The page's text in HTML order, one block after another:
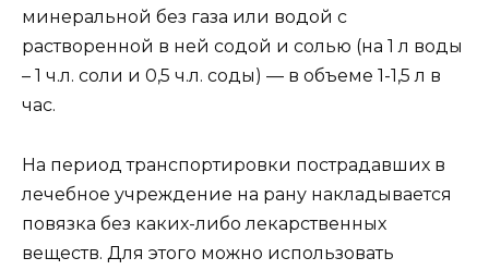
минеральной без газа или водой с
растворенной в ней содой и солью (на 1 л воды
– 1 ч.л. соли и 0,5 ч.л. соды) — в объеме 1-1,5 л в
час.
На период транспортировки пострадавших в
лечебное учреждение на рану накладывается
повязка без каких-либо лекарственных
веществ. Для этого можно использовать